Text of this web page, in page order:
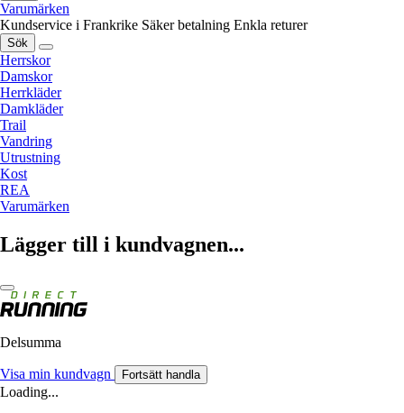
Varumärken
Kundservice i Frankrike Säker betalning Enkla returer
Sök
Herrskor
Damskor
Herrkläder
Damkläder
Trail
Vandring
Utrustning
Kost
REA
Varumärken
Lägger till i kundvagnen...
Delsumma
Visa min kundvagn Fortsätt handla
Loading...